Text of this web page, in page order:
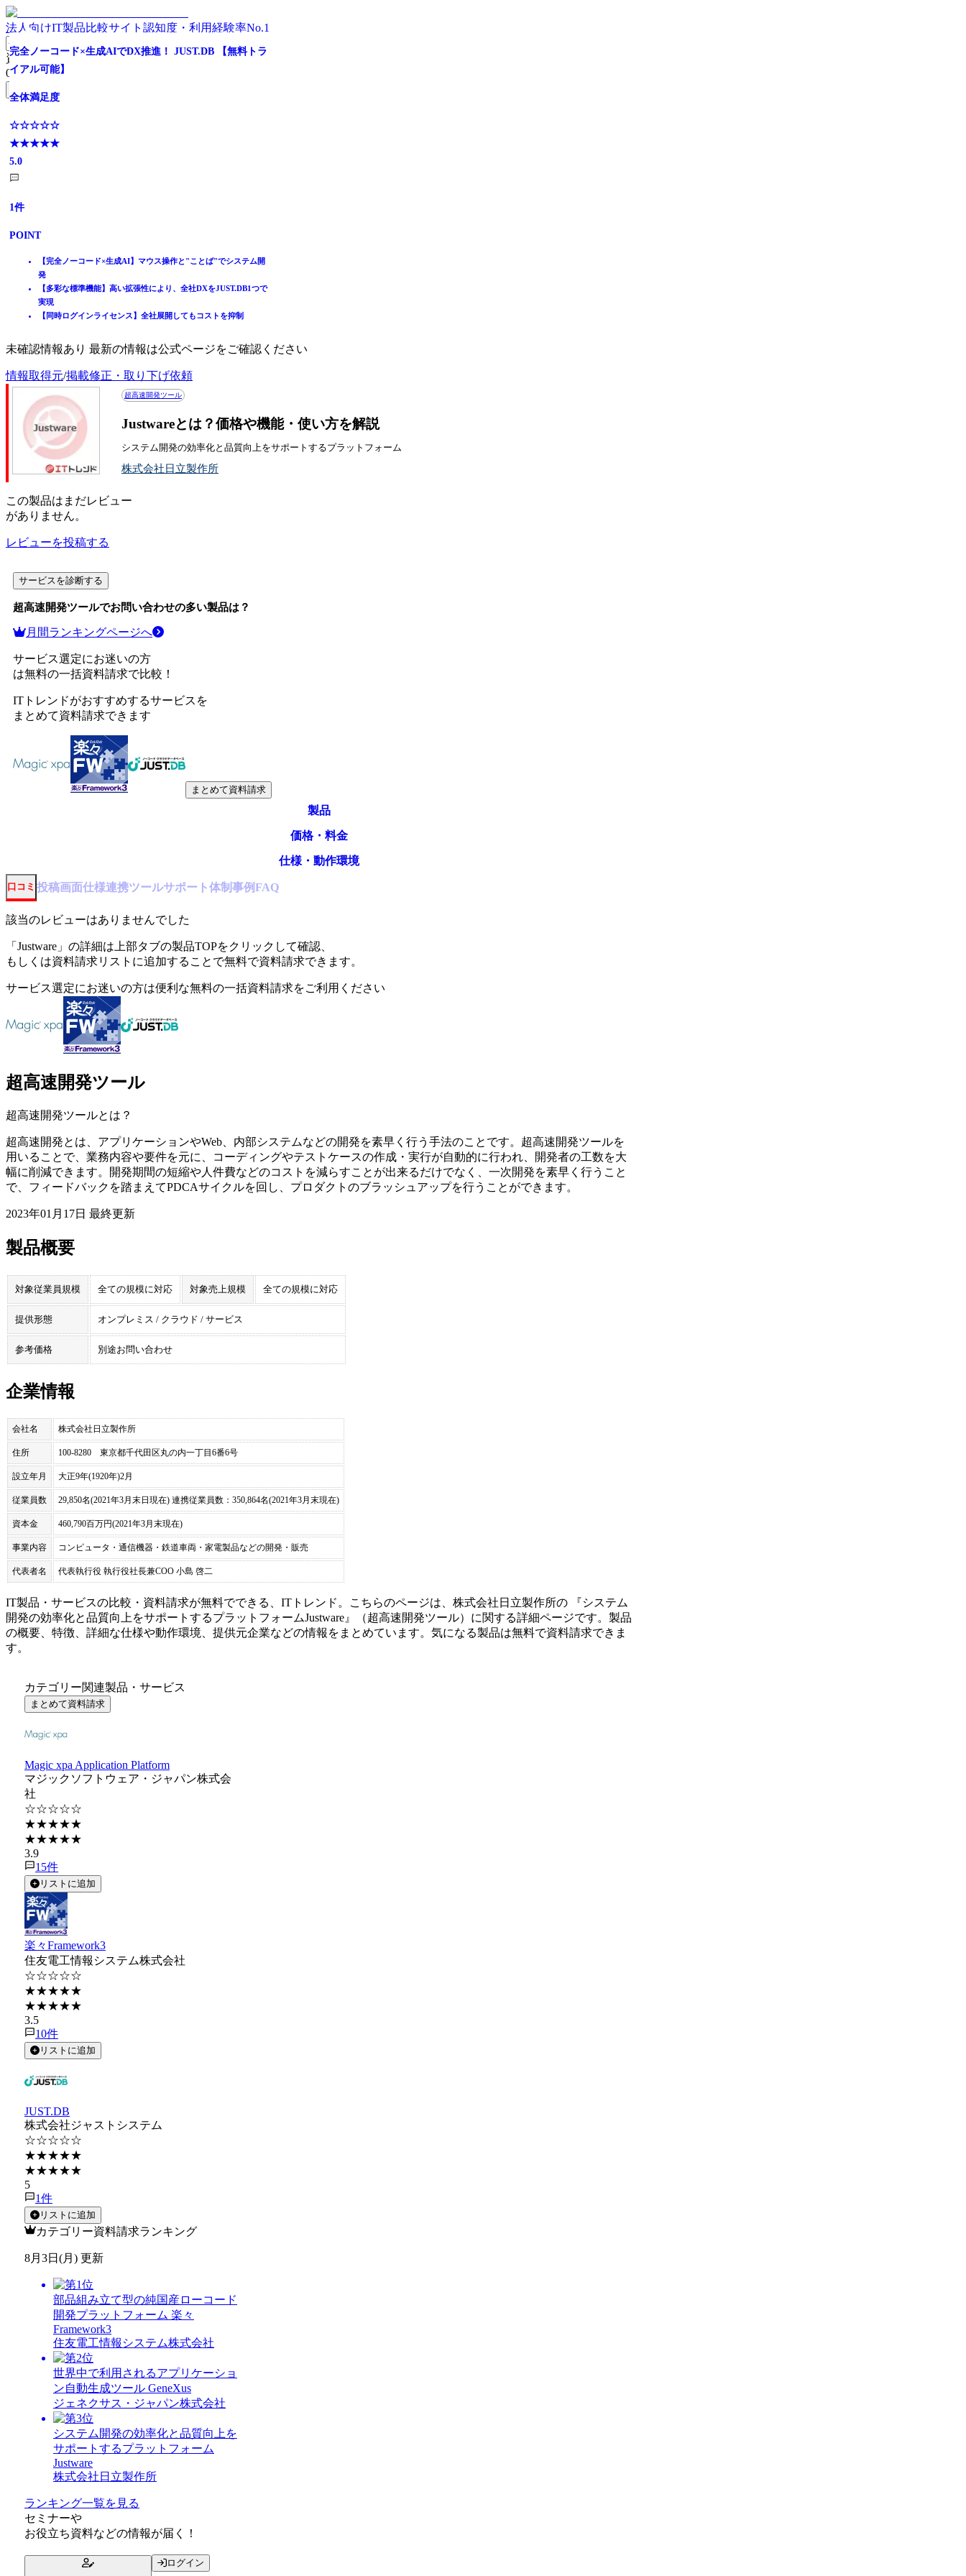
法人向けIT製品比較サイト 認知度・利用経験率No.1
資料請求リスト
0件
無料資料請求フォームへ
製品を探す
ランキングから探す
動画で学ぶ
IT製品比較TOP
設計開発
超高速開発ツール
Justware
Justwareの評判・口コミ
未確認情報あり 最新の情報は公式ページをご確認ください
情報取得元/掲載修正・取り下げ依頼
超高速開発ツール
Justwareとは？価格や機能・使い方を解説
システム開発の効率化と品質向上をサポートするプラットフォーム
株式会社日立製作所
この製品はまだレビュー
がありません。
レビューを投稿する
サービスを診断する
超高速開発ツールでお問い合わせの多い製品は？
月間ランキングページへ
サービス選定にお迷いの方
は無料の一括資料請求で比較！
ITトレンドがおすすめするサービスを
まとめて資料請求できます
まとめて資料請求
製品
価格・料金
仕様・動作環境
口コミ 投稿画面仕様連携ツールサポート体制 事例FAQ
該当のレビューはありませんでした
「 Justware 」の詳細は上部タブの製品TOPをクリックして確認、
もしくは資料請求リストに追加することで無料で資料請求できます。
サービス選定にお迷いの方は便利な無料の一括資料請求をご利用ください
クロスプラットフォーム高速開発ツール
★★★★★
3.9
【クロスプラットフォーム】ワンソース・マルチデバイス
基幹業務システムの運用基盤としてグローバルで40年の実績
部品組み立て型の純国産ローコード開発プラットフォーム
★★★★★
3.5
部品活用で高品質・標準化されたシステム開発
開発から運用保守まで支え、継続改善と内製化を実現
完全ノーコード×生成AIでDX推進！ JUST.DB 【無料トラ
イアル可能】
全体満足度
☆☆☆☆☆
★★★★★
5.0
1件
POINT
【完全ノーコード×生成AI】マウス操作と"ことば"でシステム開
発
【多彩な標準機能】高い拡張性により、全社DXをJUST.DB1つで
実現
【同時ログインライセンス】全社展開してもコストを抑制
超高速開発ツール
超高速開発ツールとは？
超高速開発とは、アプリケーションやWeb、内部システムなどの開発を素早く行う手法のことです。超高速開発ツールを
用いることで、業務内容や要件を元に、コーディングやテストケースの作成・実行が自動的に行われ、開発者の工数を大
幅に削減できます。開発期間の短縮や人件費などのコストを減らすことが出来るだけでなく、一次開発を素早く行うこと
で、フィードバックを踏まえてPDCAサイクルを回し、プロダクトのブラッシュアップを行うことができます。
2023年01月17日 最終更新
製品概要
対象従業員規模 全ての規模に対応 対象売上規模 全ての規模に対応
提供形態 オンプレミス / クラウド / サービス
参考価格 別途お問い合わせ
企業情報
会社名 株式会社日立製作所
住所 100-8280 東京都千代田区丸の内一丁目6番6号
設立年月 大正9年(1920年)2月
従業員数 29,850名(2021年3月末日現在) 連携従業員数：350,864名(2021年3月末現在)
資本金 460,790百万円(2021年3月末現在)
事業内容 コンピュータ・通信機器・鉄道車両・家電製品などの開発・販売
代表者名 代表執行役 執行役社長兼COO 小島 啓二
IT製品・サービスの比較・資料請求が無料でできる、ITトレンド。こちらのページは、 株式会社日立製作所の 『システム
開発の効率化と品質向上をサポートするプラットフォームJustware』（超高速開発ツール）に関する詳細ページです。製品
の概要、特徴、詳細な仕様や動作環境、提供元企業などの情報をまとめています。気になる製品は無料で資料請求できま
す。
カテゴリー関連製品・サービス
まとめて資料請求
Magic xpa Application Platform
マジックソフトウェア・ジャパン株式会
社
☆☆☆☆☆
★★★★★
★★★★★
3.9
15件
リストに追加
楽々Framework3
住友電工情報システム株式会社
☆☆☆☆☆
★★★★★
★★★★★
3.5
10件
リストに追加
JUST.DB
株式会社ジャストシステム
☆☆☆☆☆
★★★★★
★★★★★
5
1件
リストに追加
カテゴリー資料請求ランキング
8月3日(月) 更新
部品組み立て型の純国産ローコード
開発プラットフォーム 楽々
Framework3
住友電工情報システム株式会社
世界中で利用されるアプリケーショ
ン自動生成ツール GeneXus
ジェネクサス・ジャパン株式会社
システム開発の効率化と品質向上を
サポートするプラットフォーム
Justware
株式会社日立製作所
ランキング一覧を見る
セミナーや
お役立ち資料などの情報が届く！
ログイン